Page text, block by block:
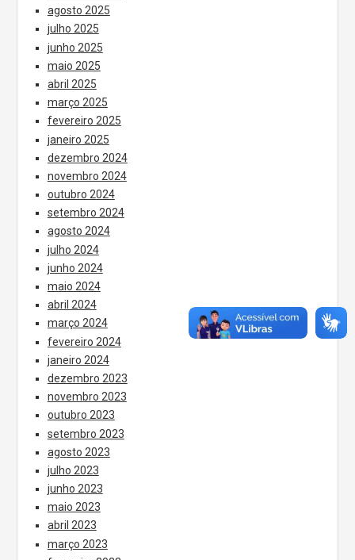
agosto 2025
julho 2025
junho 2025
maio 2025
abril 2025
março 2025
fevereiro 2025
janeiro 2025
dezembro 2024
novembro 2024
outubro 2024
setembro 2024
agosto 2024
julho 2024
junho 2024
maio 2024
abril 2024
março 2024
fevereiro 2024
janeiro 2024
dezembro 2023
novembro 2023
outubro 2023
setembro 2023
agosto 2023
julho 2023
junho 2023
maio 2023
abril 2023
março 2023